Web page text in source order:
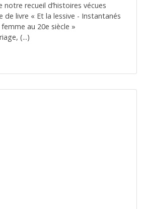
recueil d’histoires vécues
de livre « Et la lessive - Instantanés
au 20e siècle »
(...)